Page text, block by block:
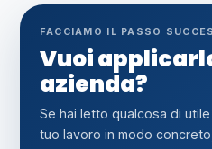
FACCIAMO IL PASSO
Vuoi
azienda?
Se hai letto qualcosa di
tuo lavoro in modo